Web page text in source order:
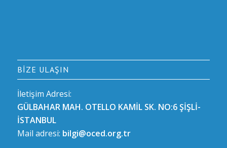
BIZE ULAŞIN
İletişim Adresi:
GÜLBAHAR MAH. OTELLO KAMİL SK. NO:6 ŞİŞLİ-
İSTANBUL
Mail adresi: bilgi@oced.org.tr